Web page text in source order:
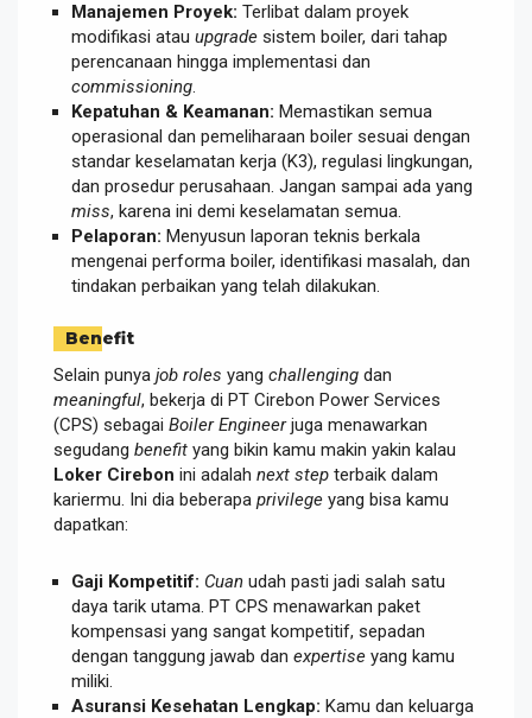
Manajemen Proyek: Terlibat dalam proyek
modifikasi atau upgrade sistem boiler, dari tahap
perencanaan hingga implementasi dan
commissioning.
Kepatuhan & Keamanan: Memastikan semua
operasional dan pemeliharaan boiler sesuai dengan
standar keselamatan kerja (K3), regulasi lingkungan,
dan prosedur perusahaan. Jangan sampai ada yang
miss, karena ini demi keselamatan semua.
Pelaporan: Menyusun laporan teknis berkala
mengenai performa boiler, identifikasi masalah, dan
tindakan perbaikan yang telah dilakukan.
Benefit
Selain punya job roles yang challenging dan
meaningful, bekerja di PT Cirebon Power Services
(CPS) sebagai Boiler Engineerjuga menawarkan
segudang benefit yang bikin kamu makin yakin kalau
Loker Cirebon ini adalah next step terbaik dalam
kariermu. Ini dia beberapa privilege yang bisa kamu
dapatkan:
Gaji Kompetitif: Cuan udah pasti jadi salah satu
daya tarik utama. PT CPS menawarkan paket
kompensasi yang sangat kompetitif, sepadan
dengan tanggung jawab dan expertise yang kamu
miliki.
Asuransi Kesehatan Lengkap: Kamu dan keluarga